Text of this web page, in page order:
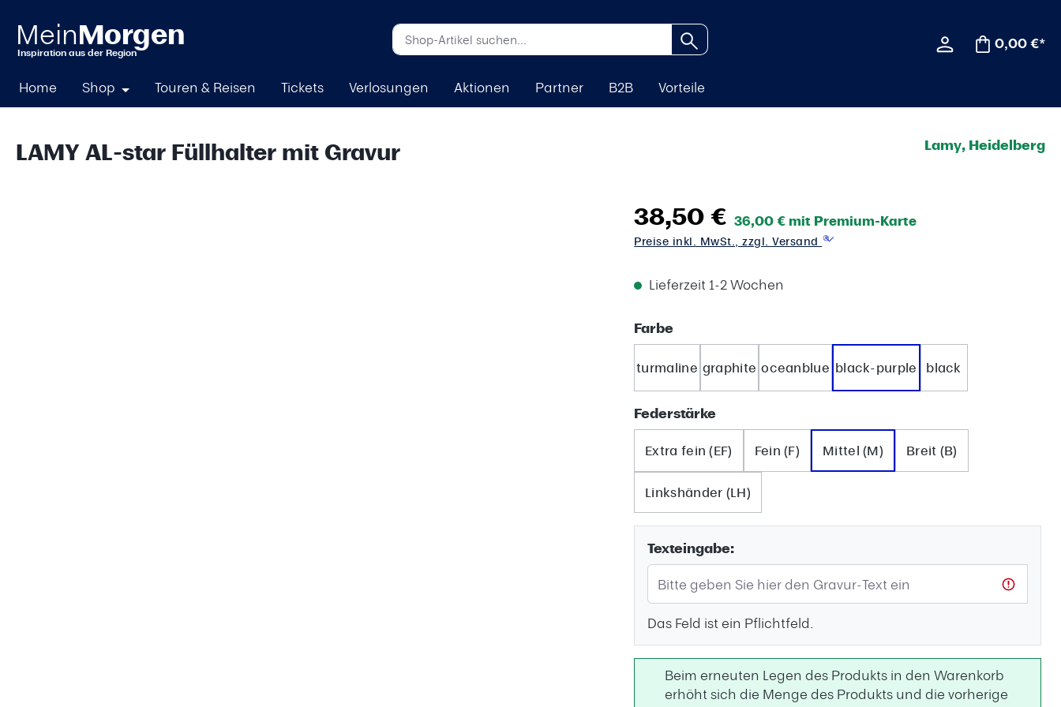
0,00 €*
Home Shop Touren & Reisen Tickets Verlosungen Aktionen Partner B2B Vorteile
LAMY AL-star Füllhalter mit Gravur Lamy, Heidelberg
38,50 € 36,00 € mit Premium-Karte
Preise inkl. MwSt., zzgl. Versand
Lieferzeit 1-2 Wochen
Farbeauswählen
turmaline graphite oceanblue black-purple black
Federstärkeauswählen
Extra fein (EF) Fein (F) Mittel (M) Breit (B)
Linkshänder (LH)
Texteingabe:
Das Feld ist ein Pflichtfeld.
Beim erneuten Legen des Produkts in den Warenkorb
erhöht sich die Menge des Produkts und die vorherige